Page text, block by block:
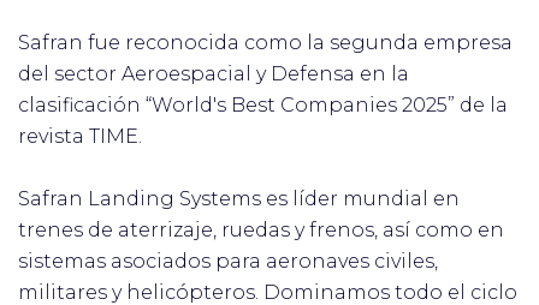
Safran fue reconocida como la segunda empresa
del sector Aeroespacial y Defensa en la
clasificación “World's Best Companies 2025” de la
revista TIME.
Safran Landing Systems es líder mundial en
trenes de aterrizaje, ruedas y frenos, así como en
sistemas asociados para aeronaves civiles,
militares y helicópteros. Dominamos todo el ciclo